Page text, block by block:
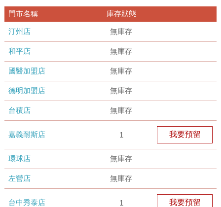
門市名稱 庫存狀態
汀州店 無庫存
和平店 無庫存
國醫加盟店 無庫存
德明加盟店 無庫存
台積店 無庫存
嘉義耐斯店 1 我要預留
環球店 無庫存
左營店 無庫存
台中秀泰店 1 我要預留